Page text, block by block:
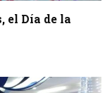
el Día de la